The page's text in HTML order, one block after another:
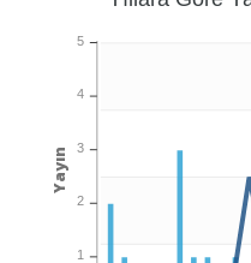
5
4
3
2
1
Yayın